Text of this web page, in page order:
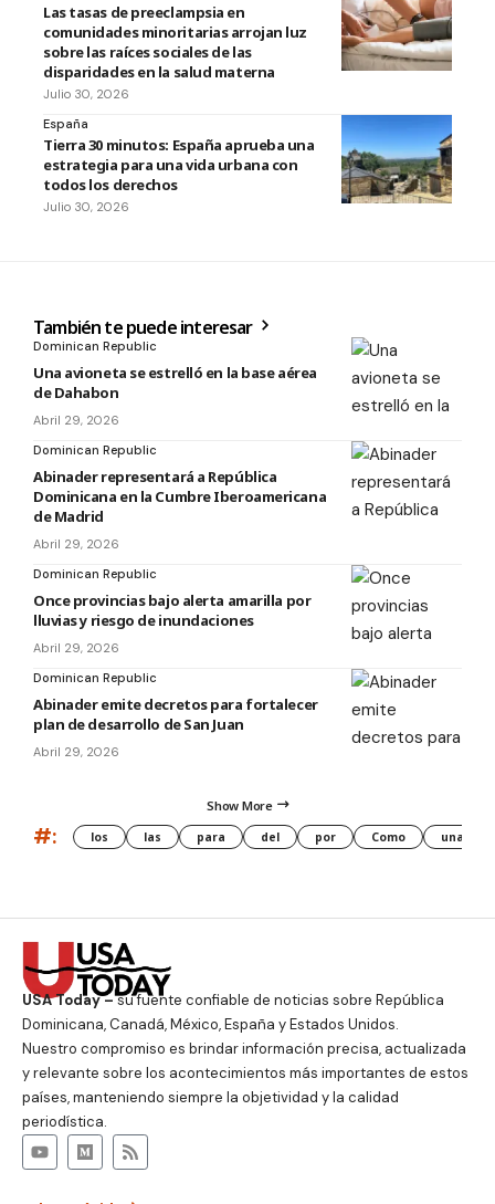
Las tasas de preeclampsia en
comunidades minoritarias arrojan luz
sobre las raíces sociales de las
disparidades en la salud materna
Julio 30, 2026
España
Tierra 30 minutos: España aprueba una
estrategia para una vida urbana con
todos los derechos
Julio 30, 2026
También te puede interesar
Dominican Republic
Una avioneta se estrelló en la base aérea
de Dahabon
Abril 29, 2026
Dominican Republic
Abinader representará a República
Dominicana en la Cumbre Iberoamericana
de Madrid
Abril 29, 2026
Dominican Republic
Once provincias bajo alerta amarilla por
lluvias y riesgo de inundaciones
Abril 29, 2026
Dominican Republic
Abinader emite decretos para fortalecer
plan de desarrollo de San Juan
Abril 29, 2026
Show More
#: los las para del por Como una
USA Today –su fuente confiable de noticias sobre República
Dominicana, Canadá, México, España y Estados Unidos.
Nuestro compromiso es brindar información precisa, actualizada
y relevante sobre los acontecimientos más importantes de estos
países, manteniendo siempre la objetividad y la calidad
periodística.